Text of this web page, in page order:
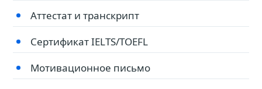
Аттестат и транскрипт
Сертификат IELTS/TOEFL
Мотивационное письмо